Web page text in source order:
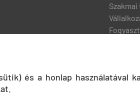
és a honlap használatával